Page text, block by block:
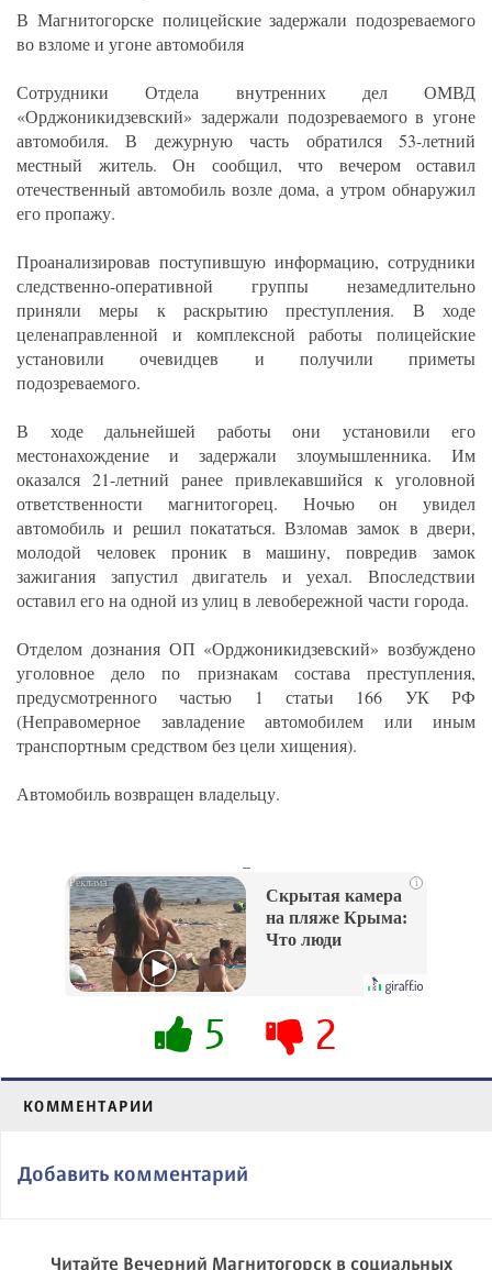
В Магнитогорске полицейские задержали подозреваемого
во взломе и угоне автомобиля
Сотрудники Отдела внутренних дел ОМВД
«Орджоникидзевский» задержали подозреваемого в угоне
автомобиля. В дежурную часть обратился 53-летний
местный житель. Он сообщил, что вечером оставил
отечественный автомобиль возле дома, а утром обнаружил
его пропажу.
Проанализировав поступившую информацию, сотрудники
следственно-оперативной группы незамедлительно
приняли меры к раскрытию преступления. В ходе
целенаправленной и комплексной работы полицейские
установили очевидцев и получили приметы
подозреваемого.​
В ходе дальнейшей работы они установили его
местонахождение и задержали злоумышленника. Им
оказался 21-летний ранее привлекавшийся к уголовной
ответственности магнитогорец. Ночью он увидел
автомобиль и решил покататься. Взломав замок в двери,
молодой человек проник в машину, повредив замок
зажигания запустил двигатель и уехал. Впоследствии
оставил его на одной из улиц в левобережной части города.
Отделом дознания ОП «Орджоникидзевский» возбуждено
уголовное дело по признакам состава преступления,
предусмотренного частью 1 статьи 166 УК РФ
(Неправомерное завладение автомобилем или иным
транспортным средством без цели хищения).
Автомобиль возвращен владельцу.
i
Скрытая камера
на пляже Крыма:
Что люди
их не видят...
5 2
КОММЕНТАРИИ
Добавить комментарий
Читайте Вечерний Магнитогорск в социальных